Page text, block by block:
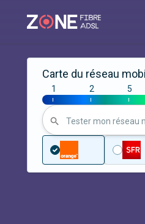
Carte du réseau
|
1
|
2
|
5
Tester mon réseau